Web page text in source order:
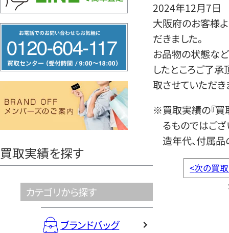
リ
ー
ヤ
買取実績を探す
カテゴリから探す
ブランドバッグ
2024年12月7日
大阪府のお客様
だきました。
お品物の状態など
したところご了
取させていただき
※買取実績の『買
るものではござ
造年代、付属品
<次の買